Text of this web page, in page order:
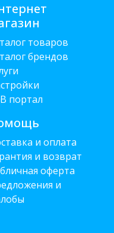
товаров
брендов
портал
и оплата
и возврат
оферта
и